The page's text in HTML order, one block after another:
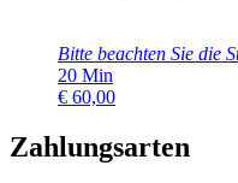
Bitte beachten Sie die
20 Min
€ 60,00
Zahlungsarten